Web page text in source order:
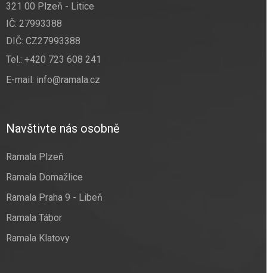
321 00 Plzeň - Litice
IČ: 27993388
DIČ: CZ27993388
Tel.: +420 723 608 241
E-mail: info@ramala.cz
Navštivte nás osobně
Ramala Plzeň
Ramala Domažlice
Ramala Praha 9 - Libeň
Ramala Tábor
Ramala Klatovy